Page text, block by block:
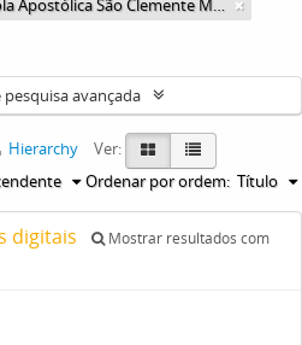
Escola Apostólica São Clemente Maria
pesquisa avançada
Hierarchy
Ver:
Ordenar por ordem: Título
digitais
Mostrar resultados com